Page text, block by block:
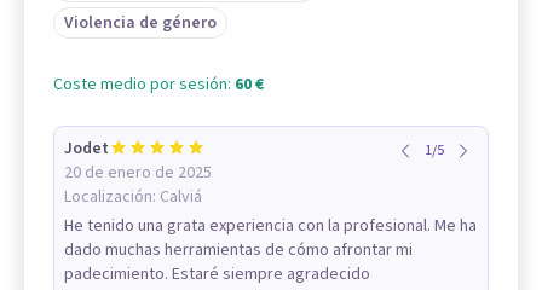
Violencia de género
Coste medio por sesión: 60 €
Jodet
20 de enero de 2025
Localización: Calviá
1/5
He tenido una grata experiencia con la profesional. Me ha
dado muchas herramientas de cómo afrontar mi
padecimiento. Estaré siempre agradecido